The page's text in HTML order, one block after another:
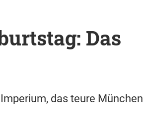
Das
das teure München